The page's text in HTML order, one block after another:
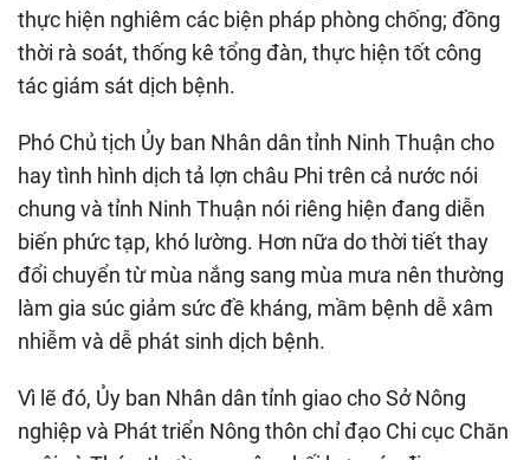
thực hiện nghiêm các biện pháp phòng chống; đồng
thời rà soát, thống kê tổng đàn, thực hiện tốt công
tác giám sát dịch bệnh.
Phó Chủ tịch Ủy ban Nhân dân tỉnh Ninh Thuận cho
hay tình hình dịch tả lợn châu Phi trên cả nước nói
chung và tỉnh Ninh Thuận nói riêng hiện đang diễn
biến phức tạp, khó lường. Hơn nữa do thời tiết thay
đổi chuyển từ mùa nắng sang mùa mưa nên thường
làm gia súc giảm sức đề kháng, mầm bệnh dễ xâm
nhiễm và dễ phát sinh dịch bệnh.
Vì lẽ đó, Ủy ban Nhân dân tỉnh giao cho Sở Nông
nghiệp và Phát triển Nông thôn chỉ đạo Chi cục Chăn